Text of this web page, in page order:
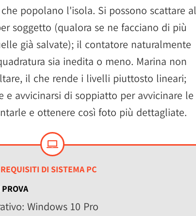
popolano l'isola. Si possono scattare al
soggetto (qualora se ne facciano di più
già salvate); il contatore naturalmente
sia inedita o meno. Marina non
il che rende i livelli piuttosto lineari;
e avvicinarsi di soppiatto per avvicinare le
e ottenere così foto più dettagliate.
REQUISITI DI SISTEMA PC
Windows 10 Pro